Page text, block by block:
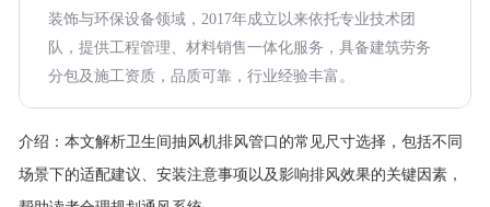
装饰与环保设备领域，2017年成立以来依托专业技术团
队，提供工程管理、材料销售一体化服务，具备建筑劳务
分包及施工资质，品质可靠，行业经验丰富。
介绍： 本文解析卫生间抽风机排风管口的常见尺寸选择，包括不同
场景下的适配建议、安装注意事项以及影响排风效果的关键因素，